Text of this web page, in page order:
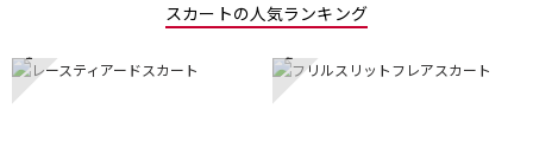
スカートの人気ランキング
1 2